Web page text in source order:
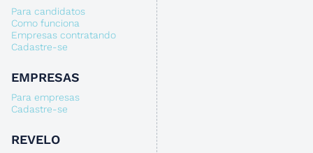
Para candidatos
Como funciona
Empresas contratando
Cadastre-se
EMPRESAS
Para empresas
Cadastre-se
REVELO